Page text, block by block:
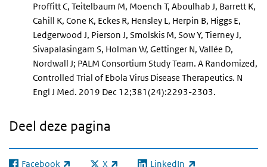
Proffitt C, Teitelbaum M, Moench T, Aboulhab J, Barrett K,
Cahill K, Cone K, Eckes R, Hensley L, Herpin B, Higgs E,
Ledgerwood J, Pierson J, Smolskis M, Sow Y, Tierney J,
Sivapalasingam S, Holman W, Gettinger N, Vallée D,
Nordwall J; PALM Consortium Study Team. A Randomized,
Controlled Trial of Ebola Virus Disease Therapeutics. N
Engl J Med. 2019 Dec 12;381(24):2293-2303.
Deel deze pagina
Facebook X LinkedIn